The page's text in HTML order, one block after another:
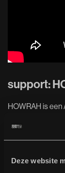
Deze website
support:
HOWRAH is
Space Siren)
verleden, niet